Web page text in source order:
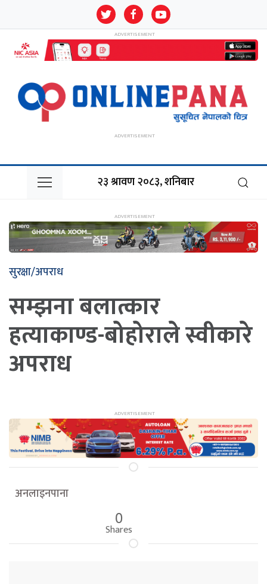
२३ श्रावण २०८३, शनिबार
सुरक्षा/अपराध
सम्झना बलात्कार
हत्याकाण्ड-बोहोराले स्वीकारे
अपराध
अनलाइनपाना
0
Shares